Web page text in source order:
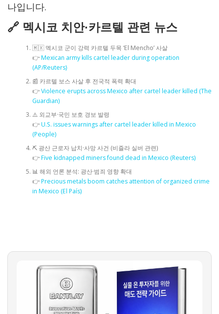
나입니다.
🔗 멕시코 치안·카르텔 관련 뉴스
🇲🇽 멕시코 군이 강력 카르텔 두목 ‘El Mencho’ 사살
👉Mexican army kills cartel leader during operation
(AP/Reuters)
📰 카르텔 보스 사살 후 전국적 폭력 확대
👉Violence erupts across Mexico after cartel leader killed (The
Guardian)
⚠️ 외교부·국민 보호 경보 발령
👉U.S. issues warnings after cartel leader killed in Mexico
(People)
⛏️ 광산 근로자 납치·사망 사건 (비즐라 실버 관련)
👉Five kidnapped miners found dead in Mexico (Reuters)
📊 해외 언론 분석: 광산·범죄 영향 확대
👉Precious metals boom catches attention of organized crime
in Mexico (El País)